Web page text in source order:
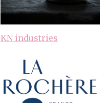
KN industries